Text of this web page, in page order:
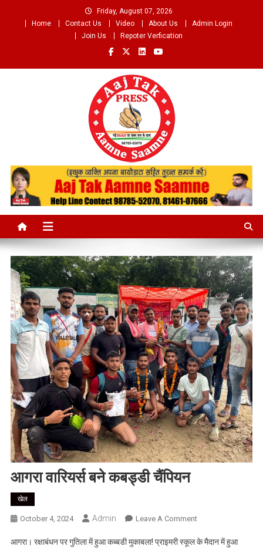
Friday, August 07, 2026
Home
Contact Us Video About Us
Admin Login
Join Us
Repoter Verfication
Aaj Tak Aamne Saamne.com
आगरा वारियर्स बने कबड्डी चैंपियन
खेल
October 4, 2024 Admin Leave A CommentOn
वारियर्स
आगरा। रक्षाबंधन पर गुतिला में हुआ कब्बडी मुकाबला! प्राइमरी स्कूल के मैदान में हुआ